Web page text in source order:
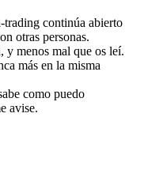
trading continúa abierto
otras personas.
y menos mal que os leí.
más en la misma
como puedo
avise.